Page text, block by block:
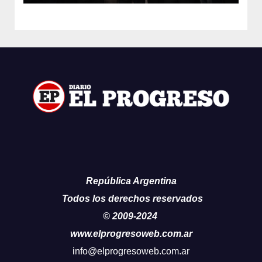
República Argentina
Todos los derechos reservados
© 2009-2024
www.elprogresoweb.com.ar
info@elprogresoweb.com.ar